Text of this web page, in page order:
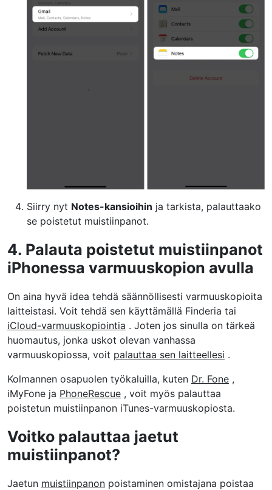
Siirry nyt Notes-kansioihin ja tarkista, palauttaako
se poistetut muistiinpanot.
4. Palauta poistetut muistiinpanot
iPhonessa varmuuskopion avulla
On aina hyvä idea tehdä säännöllisesti varmuuskopioita
laitteistasi. Voit tehdä sen käyttämällä Finderia tai
iCloud-varmuuskopiointia . Joten jos sinulla on tärkeä
huomautus, jonka uskot olevan vanhassa
varmuuskopiossa, voit palauttaa sen laitteellesi .
Kolmannen osapuolen työkaluilla, kuten Dr. Fone ,
iMyFone ja PhoneRescue , voit myös palauttaa
poistetun muistiinpanon iTunes-varmuuskopiosta.
Voitko palauttaa jaetut
muistiinpanot?
Jaetun muistiinpanon poistaminen omistajana poistaa